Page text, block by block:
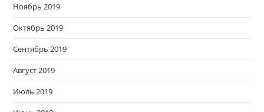
Ноябрь 2019
Октябрь 2019
Сентябрь 2019
Август 2019
Июль 2019